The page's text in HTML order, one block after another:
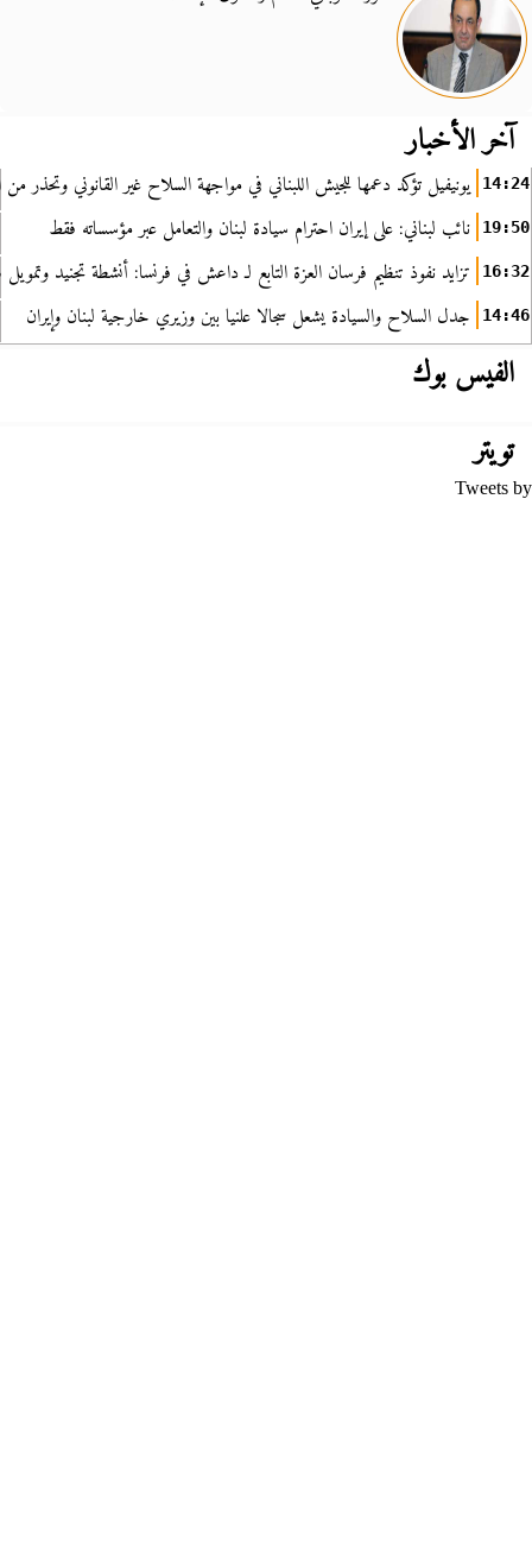
آخر الأخبار
14:24 يونيفيل تؤكد دعمها للجيش اللبناني في مواجهة السلاح غير القانوني وتحذر من
19:50 نائب لبناني: على إيران احترام سيادة لبنان والتعامل عبر مؤسساته فقط
16:32 تزايد نفوذ تنظيم فرسان العزة التابع لـ داعش في فرنسا: أنشطة تجنيد
14:46 جدل السلاح والسيادة يشعل سجالا علنيا بين وزيري خارجية لبنان وإيران
الفيس بوك
تويتر
Tweets by